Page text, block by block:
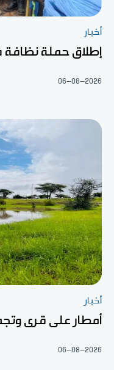
أخبار
إطلاق حملة نظافة
06-08-2026
أخبار
أمطار على قرى
06-08-2026